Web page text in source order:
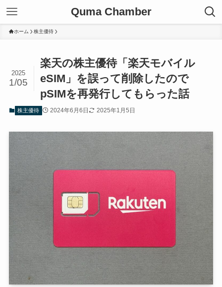
Quma Chamber
ホーム 株主優待
楽天の株主優待「楽天モバイル
eSIM」を誤って削除したので
pSIMを再発行してもらった話
2025
1/05
株主優待 2024年6月6日 2025年1月5日